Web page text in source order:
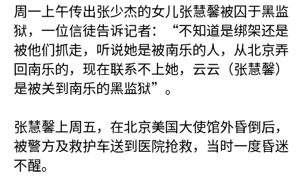
周一上午传出张少杰的女儿张慧馨被囚于黑监
狱，一位信徒告诉记者：“不知道是绑架还是
被他们抓走，听说她是被南乐的人，从北京弄
回南乐的，现在联系不上她，云云（张慧馨）
是被关到南乐的黑监狱”。
张慧馨上周五，在北京美国大使馆外昏倒后，
被警方及救护车送到医院抢救，当时一度昏迷
不醒。